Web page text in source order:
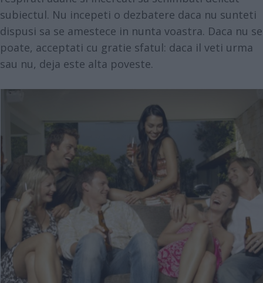
subiectul. Nu incepeti o dezbatere daca nu sunteti
dispusi sa se amestece in nunta voastra. Daca nu se
poate, acceptati cu gratie sfatul: daca il veti urma
sau nu, deja este alta poveste.